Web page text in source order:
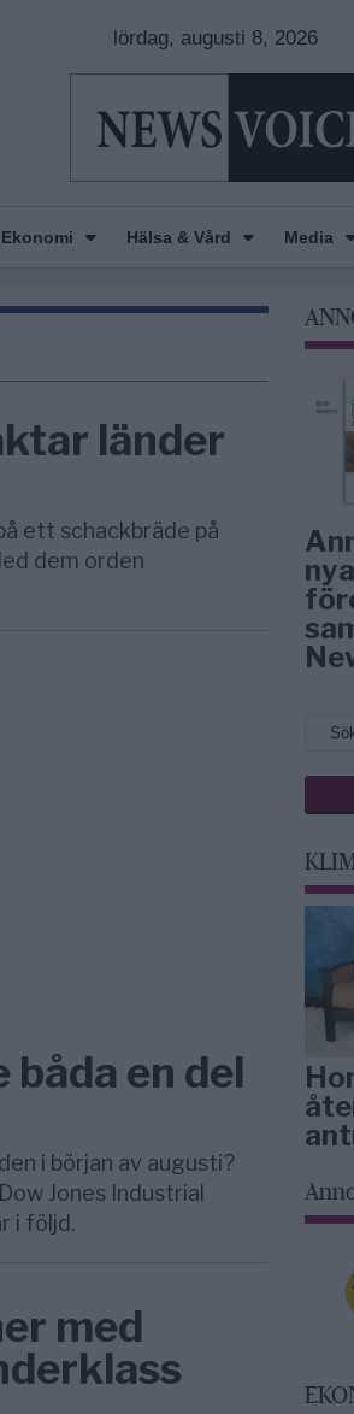
lördag, augusti 8, 2026
Ekonomi Hälsa & Vård Media
länder
ett schackbräde på
dem orden
en del
i början av augusti?
Jones Industrial
i följd.
med